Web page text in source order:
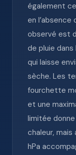
également
en l’absence
observé est
de pluie dans
qui laisse
sèche. Les
fourchette
et une
limitée
chaleur, mais
hPa